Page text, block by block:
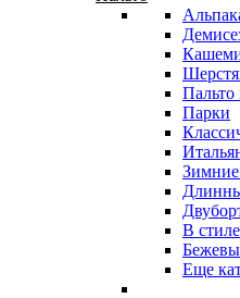
Пальто
Парки
Зимние
В
Еще